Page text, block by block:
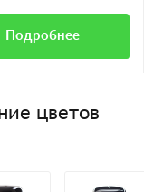
Подробнее
цветов